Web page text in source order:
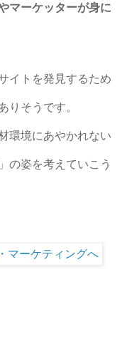
マーケッターが身に
イトを発見するため
りそうです。
環境にあやかれない
の姿を考えていこう